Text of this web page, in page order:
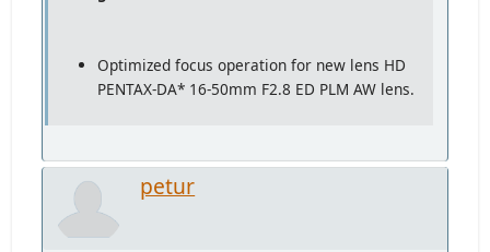
Optimized focus operation for new lens HD
PENTAX-DA* 16-50mm F2.8 ED PLM AW lens.
petur